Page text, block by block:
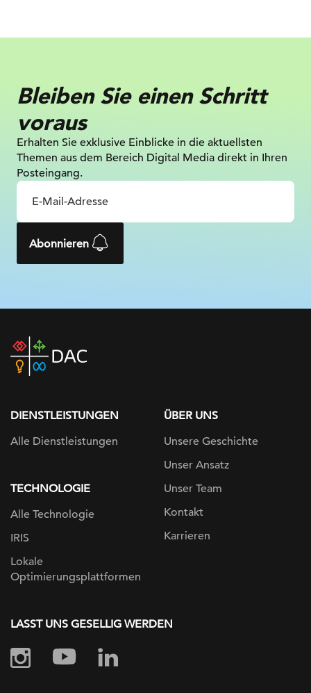
Bleiben Sie einen Schritt
voraus
Erhalten Sie exklusive Einblicke in die aktuellsten
Themen aus dem Bereich Digital Media direkt in Ihren
Posteingang.
Abonnieren
home
DIENSTLEISTUNGEN
Alle Dienstleistungen
TECHNOLOGIE
Alle Technologie
IRIS
Lokale
Optimierungsplattformen
ÜBER UNS
Unsere Geschichte
Unser Ansatz
Unser Team
Kontakt
Karrieren
LASST UNS GESELLIG WERDEN